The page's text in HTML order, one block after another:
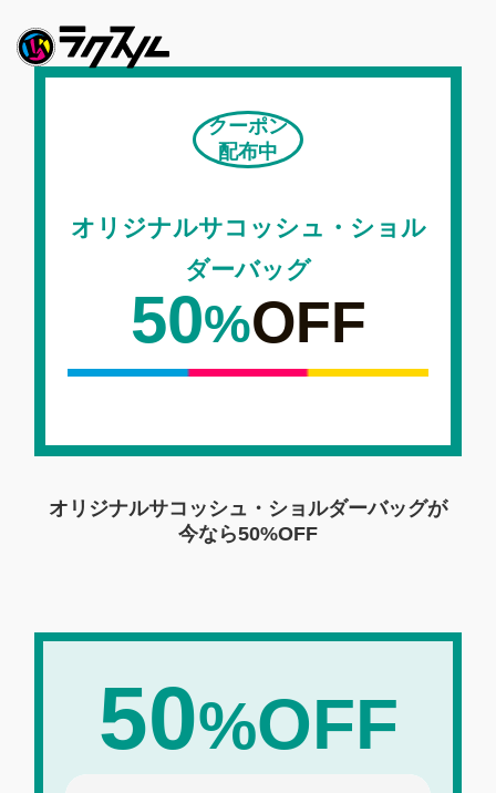
クーポン
配布中
オリジナルサコッシュ・ショル
ダーバッグ
50%OFF
オリジナルサコッシュ・ショルダーバッグが
今なら50%OFF
50%OFF